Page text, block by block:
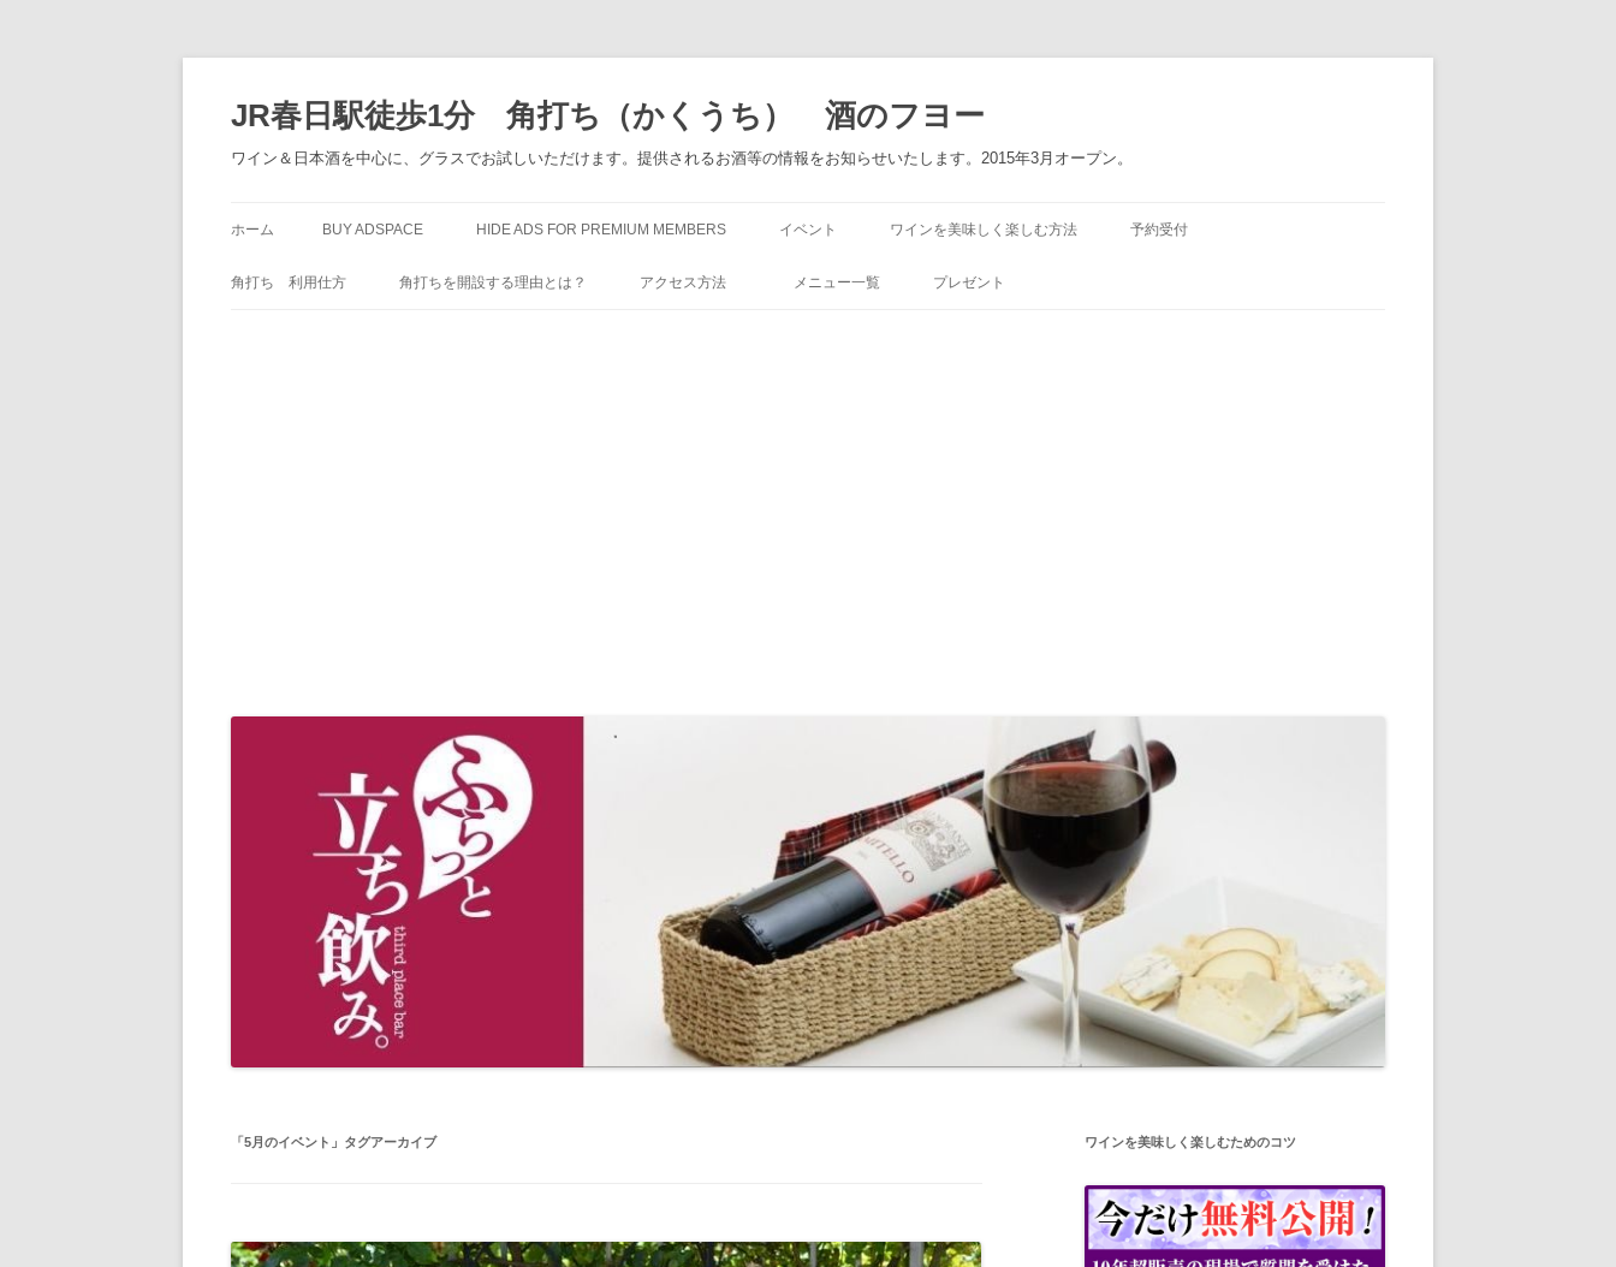
JR春日駅徒歩1分 角打ち（かくうち） 酒のフヨー
ワイン＆日本酒を中心に、グラスでお試しいただけます。提供されるお酒等の情報をお知らせいたします。2015年3月オープン。
ン
ツ
ホーム BUY ADSPACE HIDE ADS FOR PREMIUM MEMBERS イベント ワインを美味しく楽しむ方法 予約受付
角打ち 利用仕方 角打ちを開設する理由とは？ アクセス方法 メニュー一覧 プレゼント
「 5月のイベント 」タグアーカイブ ワインを美味しく楽しむためのコツ